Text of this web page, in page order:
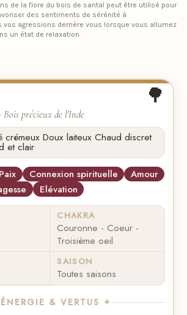
de la flore du bois de santal peut être utilisé pour
des sentiments de sérénité à
vos agressions derrière vous lorsque vous allumez
un état de relaxation.
précieux de l'Inde
🌳
crémeux·Doux laiteux·Chaud discret·
et clair
Paix Connexion spirituelle
Amour
Elévation
CHAKRA
Couronne - Coeur -
Troisième oeil
SAISON
Toutes saisons
& VERTUS ✦